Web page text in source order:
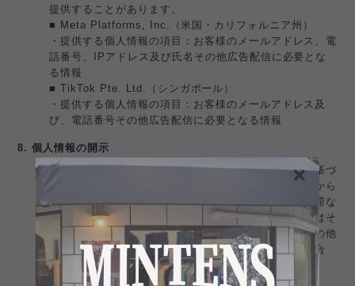
提供することがあります。
■ Meta Platforms, Inc.（米国・カリフォルニア州）
・提供する個人情報の項目：お客様のメールアドレス、電
話番号、IPアドレス及び氏名その他広告配信に必要とな
る情報
■ TikTok Pte. Ltd.（シンガポール）
・提供する個人情報の項目：お客様のメールアドレス及
び、電話番号その他広告配信に必要となる情報
8. 個人情報の開示
当ショップは、お客様から、個人情報保護法の定めに基づ
き個人情報の開示を求められたときは、お客様ご本人から
のご請求であることを確認の上で、お客様に対し、遅滞な
く開示を行います（当該個人情報が存在しないときにはそ
の旨を通知いたします。）。但し、個人情報保護法その他
の法令により、当ショップが開示の義務を負わない場合
は、この限りではありません。